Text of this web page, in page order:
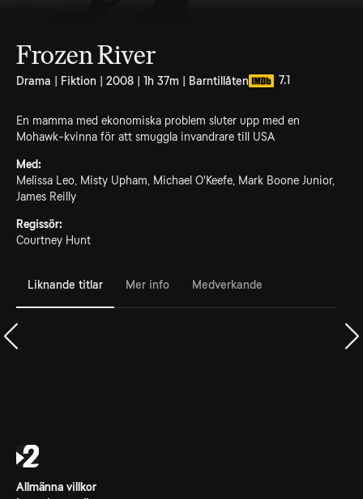
Frozen River
Drama | Fiktion | 2008 | 1h 37m | Barntillåten 7.1
En mamma med ekonomiska problem sluter upp med en
Mohawk-kvinna för att smuggla invandrare till USA
Med:
Melissa Leo, Misty Upham, Michael O'Keefe, Mark Boone Junior,
James Reilly
Regissör:
Courtney Hunt
Liknande titlar Mer info Medverkande
Allmänna villkor